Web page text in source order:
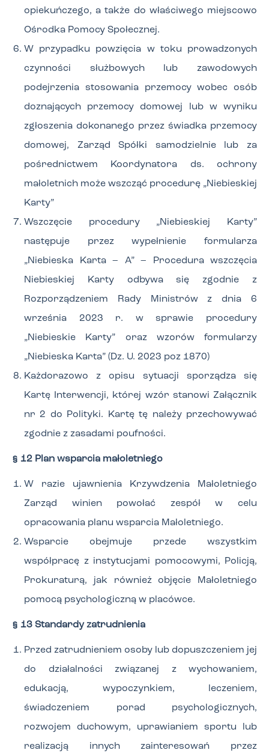
opiekuńczego, a także do właściwego miejscowo
Ośrodka Pomocy Społecznej.
W przypadku powzięcia w toku prowadzonych
czynności służbowych lub zawodowych
podejrzenia stosowania przemocy wobec osób
doznających przemocy domowej lub w wyniku
zgłoszenia dokonanego przez świadka przemocy
domowej, Zarząd Spółki samodzielnie lub za
pośrednictwem Koordynatora ds. ochrony
małoletnich może wszcząć procedurę „Niebieskiej
Karty”
Wszczęcie procedury „Niebieskiej Karty”
następuje przez wypełnienie formularza
„Niebieska Karta – A” – Procedura wszczęcia
Niebieskiej Karty odbywa się zgodnie z
Rozporządzeniem Rady Ministrów z dnia 6
września 2023 r. w sprawie procedury
„Niebieskie Karty” oraz wzorów formularzy
„Niebieska Karta” (Dz. U. 2023 poz 1870)
Każdorazowo z opisu sytuacji sporządza się
Kartę Interwencji, której wzór stanowi Załącznik
nr 2 do Polityki. Kartę tę należy przechowywać
zgodnie z zasadami poufności.
§ 12 Plan wsparcia małoletniego
W razie ujawnienia Krzywdzenia Małoletniego
Zarząd winien powołać zespół w celu
opracowania planu wsparcia Małoletniego.
Wsparcie obejmuje przede wszystkim
współpracę z instytucjami pomocowymi, Policją,
Prokuraturą, jak również objęcie Małoletniego
pomocą psychologiczną w placówce.
§ 13 Standardy zatrudnienia
Przed zatrudnieniem osoby lub dopuszczeniem jej
do działalności związanej z wychowaniem,
edukacją, wypoczynkiem, leczeniem,
świadczeniem porad psychologicznych,
rozwojem duchowym, uprawianiem sportu lub
realizacją innych zainteresowań przez